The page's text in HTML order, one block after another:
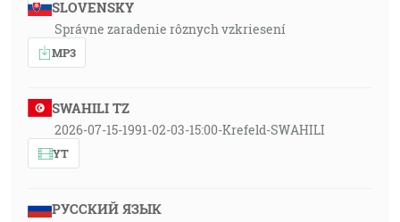
SLOVENSKY
Správne zaradenie rôznych vzkriesení
MP3
SWAHILI TZ
2026-07-15-1991-02-03-15:00-Krefeld-SWAHILI
YT
РУССКИЙ ЯЗЫК